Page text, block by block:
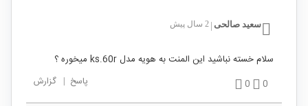
سعید صالحی 2 سال پیش
سلام خسته نباشید این المنت به هویه مدل ks.60r میخوره ؟
0
0 پاسخ | گزارش